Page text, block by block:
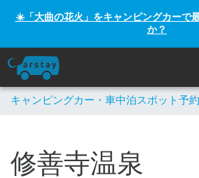
☀️「大曲の花火」をキャンピングカーで
か？
キャンピングカー・車中泊スポット予
修善寺温泉